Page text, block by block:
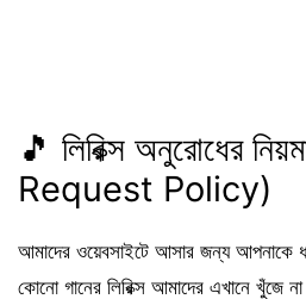
🎵 লিরিক্স অনুরোধের
Request Policy)
আমাদের ওয়েবসাইটে আসার জন্য আপনাকে
কোনো গানের লিরিক্স আমাদের এখানে খুঁজে